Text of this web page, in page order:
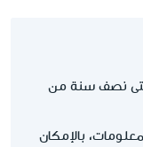
نصف سنة من
بالإمكان